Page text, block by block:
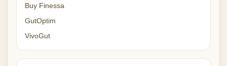
Buy Finessa
GutOptim
VivoGut